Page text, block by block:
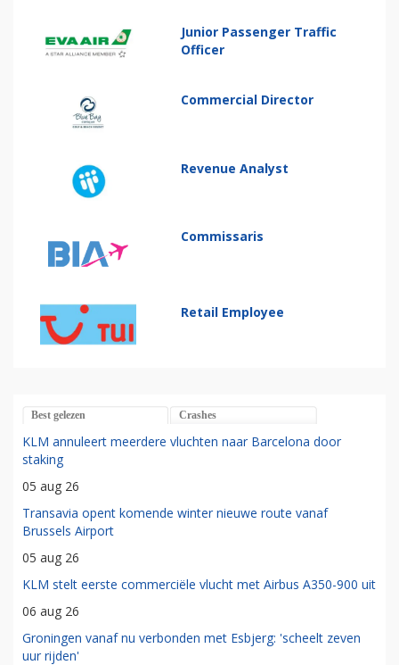
Junior Passenger Traffic
Officer
Commercial Director
Revenue Analyst
Commissaris
Retail Employee
Best gelezen Crashes
KLM annuleert meerdere vluchten naar Barcelona door
staking
05 aug 26
Transavia opent komende winter nieuwe route vanaf
Brussels Airport
05 aug 26
KLM stelt eerste commerciële vlucht met Airbus A350-900 uit
06 aug 26
Groningen vanaf nu verbonden met Esbjerg: 'scheelt zeven
uur rijden'